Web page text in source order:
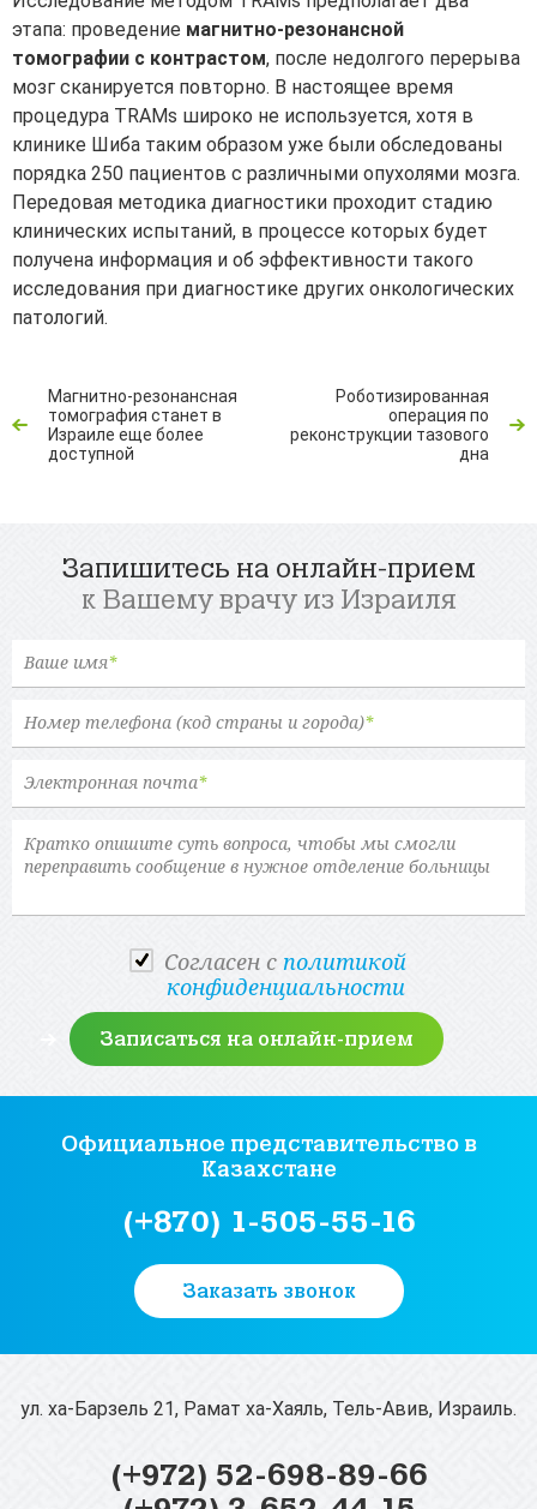
этапа: проведение магнитно-резонансной
томографии с контрастом, после недолгого перерыва
мозг сканируется повторно. В настоящее время
процедура TRAMs широко не используется, хотя в
клинике Шиба таким образом уже были обследованы
порядка 250 пациентов с различными опухолями мозга.
Передовая методика диагностики проходит стадию
клинических испытаний, в процессе которых будет
получена информация и об эффективности такого
исследования при диагностике других онкологических
патологий.
Магнитно-резонансная
томография станет в
Израиле еще более
доступной
Роботизированная
операция по
реконструкции тазового
дна
Запишитесь на онлайн-прием
к Вашему врачу из Израиля
Ваше имя*
Номер телефона (код страны и города)*
Электронная почта*
Cогласен с политикой
конфиденциальности
Официальное представительство в
Казахстане
(+870) 1-505-55-16
Заказать звонок
(+972) 52-698-89-66
ул. ха-Барзель 21, Рамат ха-Хаяль, Тель-Авив, Израиль.